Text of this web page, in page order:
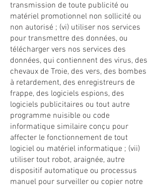
transmission de toute publicité ou
matériel promotionnel non sollicité ou
non autorisé ; (vi) utiliser nos services
pour transmettre des données, ou
télécharger vers nos services des
données, qui contiennent des virus, des
chevaux de Troie, des vers, des bombes
à retardement, des enregistreurs de
frappe, des logiciels espions, des
logiciels publicitaires ou tout autre
programme nuisible ou code
informatique similaire conçu pour
affecter le fonctionnement de tout
logiciel ou matériel informatique ; (vii)
utiliser tout robot, araignée, autre
dispositif automatique ou processus
manuel pour surveiller ou copier notre